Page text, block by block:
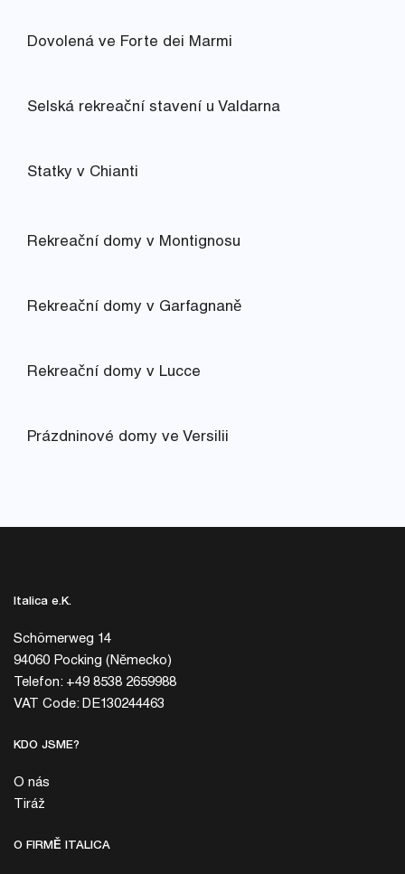
Dovolená ve Forte dei Marmi
Selská rekreační stavení u Valdarna
Statky v Chianti
Rekreační domy v Montignosu
Rekreační domy v Garfagnaně
Rekreační domy v Lucce
Prázdninové domy ve Versilii
Italica e.K.
Schömerweg 14
94060 Pocking (Německo)
Telefon: +49 8538 2659988
VAT Code: DE130244463
KDO JSME?
O nás
Tiráž
O FIRMĚ ITALICA